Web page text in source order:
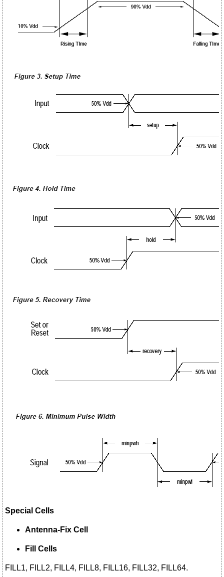
Special Cells
Antenna-Fix Cell
Fill Cells
FILL1, FILL2, FILL4, FILL8, FILL16, FILL32, FILL64.